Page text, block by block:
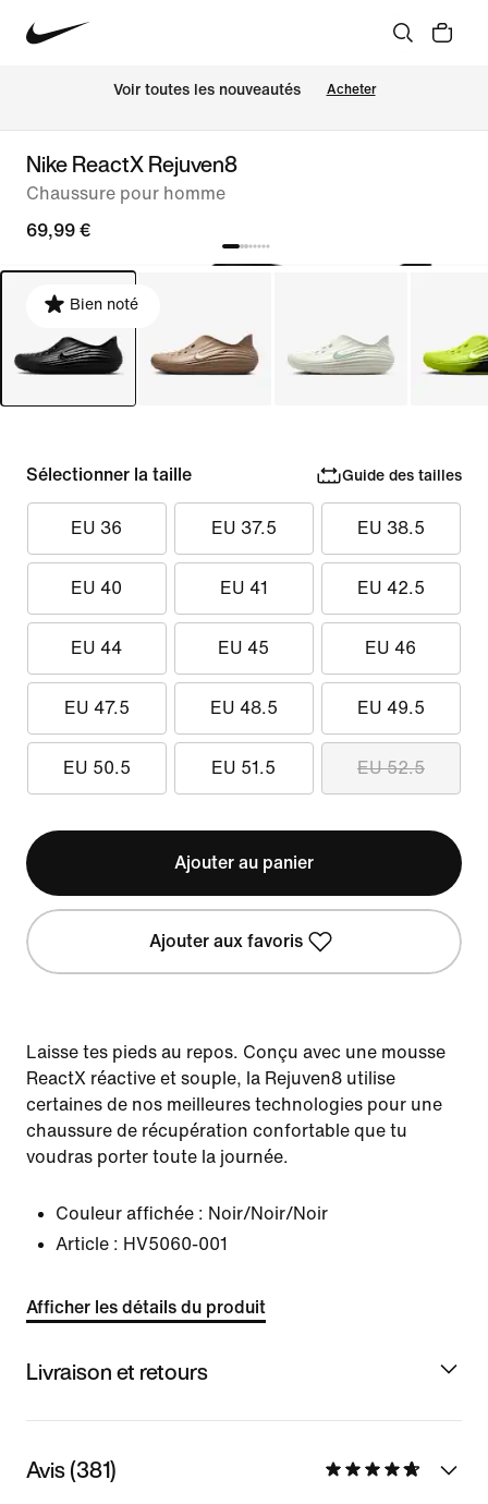
Voir toutes les nouveautés Acheter
Nike ReactX Rejuven8
Chaussure pour homme
69,99 €
Bien noté
Sélectionner la taille Guide des tailles
EU 36 EU 37.5 EU 38.5
EU 40 EU 41 EU 42.5
EU 44 EU 45 EU 46
EU 47.5 EU 48.5 EU 49.5
EU 50.5 EU 51.5 EU 52.5
Ajouter au panier
Ajouter aux favoris
Laisse tes pieds au repos. Conçu avec une mousse
ReactX réactive et souple, la Rejuven8 utilise
certaines de nos meilleures technologies pour une
chaussure de récupération confortable que tu
voudras porter toute la journée.
Couleur affichée : Noir/Noir/Noir
Article : HV5060-001
Afficher les détails du produit
Livraison et retours
Avis (381)